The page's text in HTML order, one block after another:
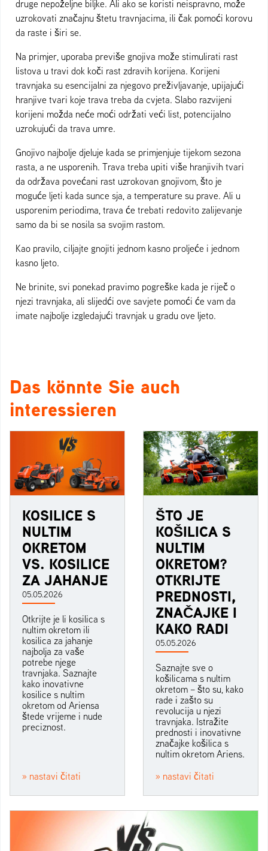
druge nepoželjne biljke. Ali ako se koristi neispravno, može
uzrokovati značajnu štetu travnjacima, ili čak pomoći korovu
da raste i širi se.
Na primjer, uporaba previše gnojiva može stimulirati rast
listova u travi dok koči rast zdravih korijena. Korijeni
travnjaka su esencijalni za njegovo preživljavanje, upijajući
hranjive tvari koje trava treba da cvjeta. Slabo razvijeni
korijeni možda neće moći održati veći list, potencijalno
uzrokujući da trava umre.
Gnojivo najbolje djeluje kada se primjenjuje tijekom sezona
rasta, a ne usporenih. Trava treba upiti više hranjivih tvari
da održava povećani rast uzrokovan gnojivom, što je
moguće ljeti kada sunce sja, a temperature su prave. Ali u
usporenim periodima, trava će trebati redovito zalijevanje
samo da bi se nosila sa svojim rastom.
Kao pravilo, ciljajte gnojiti jednom kasno proljeće i jednom
kasno ljeto.
Ne brinite, svi ponekad pravimo pogreške kada je riječ o
njezi travnjaka, ali slijedći ove savjete pomoći će vam da
imate najbolje izgledajući travnjak u gradu ove ljeto.
Das könnte Sie auch
interessieren
KOSILICE S
NULTIM
OKRETOM
VS. KOSILICE
ZA JAHANJE
05.05.2026
Otkrijte je li kosilica s
nultim okretom ili
kosilica za jahanje
najbolja za vaše
potrebe njege
travnjaka. Saznajte
kako inovativne
kosilice s nultim
okretom od Ariensa
štede vrijeme i nude
preciznost.
» nastavi čitati
ŠTO JE
KOŠILICA S
NULTIM
OKRETOM?
OTKRIJTE
PREDNOSTI,
ZNAČAJKE I
KAKO RADI
05.05.2026
Saznajte sve o
košilicama s nultim
okretom – što su, kako
rade i zašto su
revolucija u njezi
travnjaka. Istražite
prednosti i inovativne
značajke košilica s
nultim okretom Ariens.
» nastavi čitati